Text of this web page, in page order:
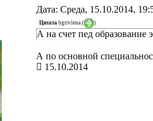
Дата: Среда, 15.10.2014,
Цитата bgtrvlena ( )
А на счет пед образование
А по основной
15.10.2014